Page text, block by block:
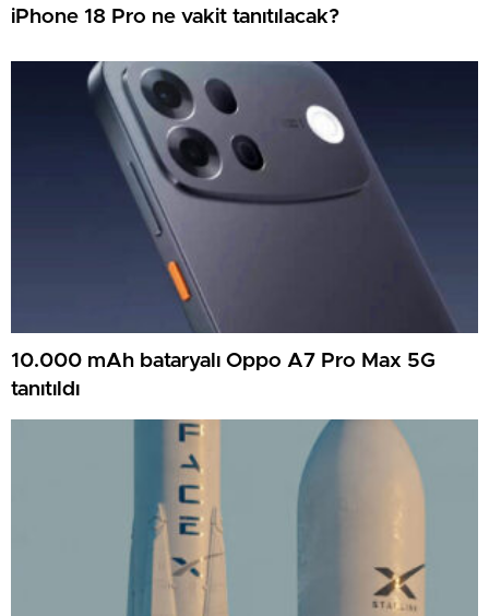
iPhone 18 Pro ne vakit tanıtılacak?
10.000 mAh bataryalı Oppo A7 Pro Max 5G
tanıtıldı